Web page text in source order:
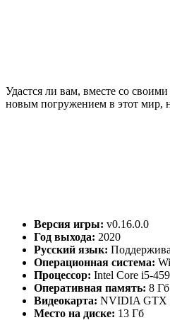
Удастся ли вам, вместе со
новым погружением в этот мир,
Версия игры: v0.16.0.0
Год выхода: 2020
Русский язык:
Операционная система:
Процессор: Intel Core i5-
Оперативная память: 8 Гб
Видеокарта: NVIDIA GTX
Место на диске: 13 Гб